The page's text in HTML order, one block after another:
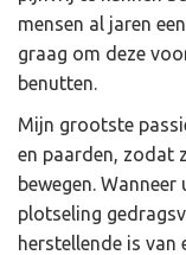
mensen al jaren
graag om deze
benutten.
Mijn grootste
en paarden, zodat
bewegen.
plotseling
herstellende is van